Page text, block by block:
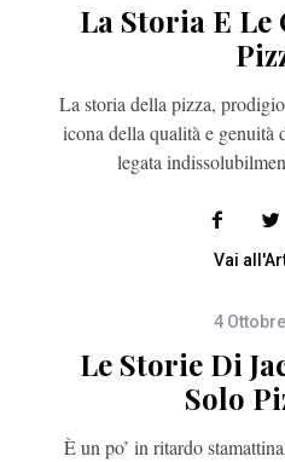
La Storia E
La storia della pizza,
icona della qualità e genuità
legata
Vai
4
Le Storie Di
Solo
È un po’ in ritardo